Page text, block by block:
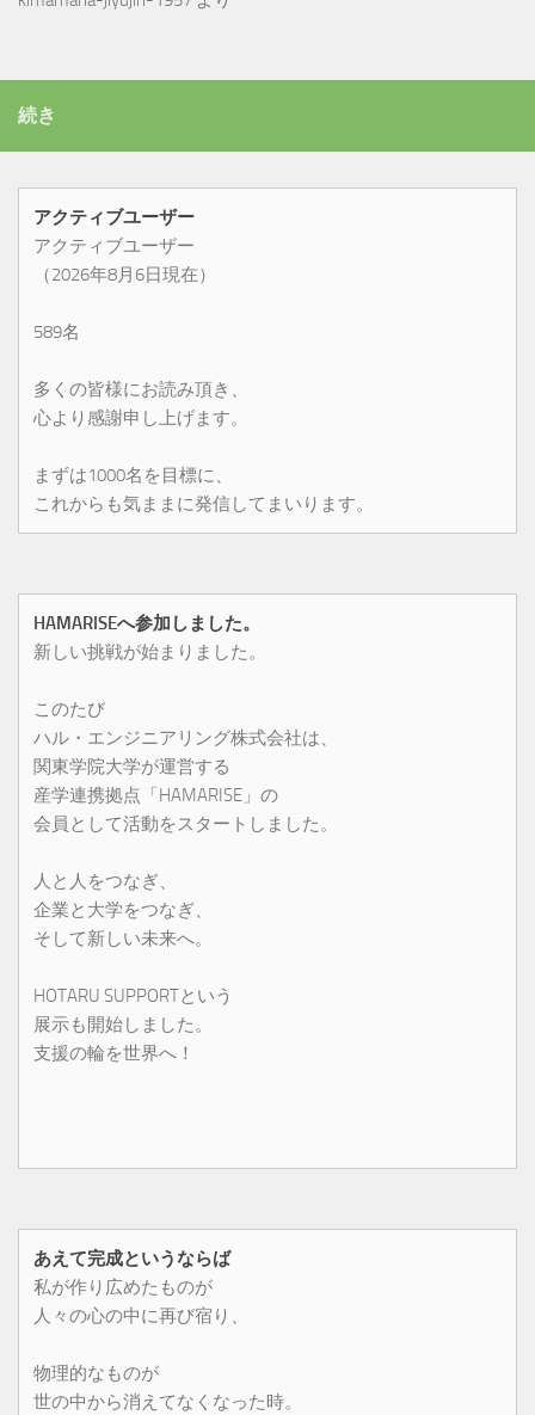
続き
アクティブユーザー
アクティブユーザー
（2026年8月6日現在）
589名
多くの皆様にお読み頂き、
心より感謝申し上げます。
まずは1000名を目標に、
これからも気ままに発信してまいります。
HAMARISEへ参加しました。
新しい挑戦が始まりました。
このたび
ハル・エンジニアリング株式会社は、
関東学院大学が運営する
産学連携拠点「HAMARISE」の
会員として活動をスタートしました。
人と人をつなぎ、
企業と大学をつなぎ、
そして新しい未来へ。
HOTARU SUPPORTという
展示も開始しました。
支援の輪を世界へ！
あえて完成というならば
私が作り広めたものが
人々の心の中に再び宿り、
物理的なものが
世の中から消えてなくなった時。